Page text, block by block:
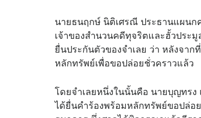
นายธนฤกษ์ นิติเศรณี ประธานแผนก
เจ้าของสำนวนคดีทุจริตและฮั้วประ
ยื่นประกันตัวของจำเลย ว่า หลังจา
หลักทรัพย์เพื่อขอปล่อยชั่วคราวแล้ว
โดยจำเลยหนึ่งในนั้นคือ นายบุญทรง
ได้ยื่นคำร้องพร้อมหลักทรัพย์ขอปล่อ